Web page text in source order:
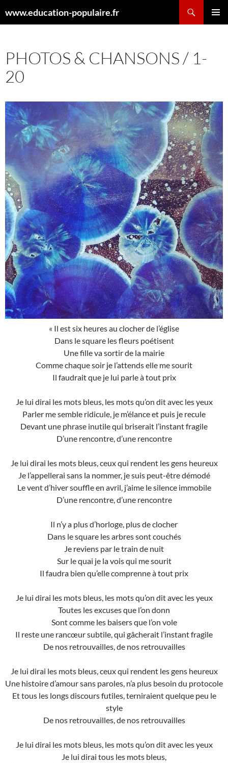
auwww.education-populaire.fr
PHOTOS & CHANSONS / 1-
20
« Il est six heures au clocher de l’église
Dans le square les fleurs poétisent
Une fille va sortir de la mairie
Comme chaque soir je l’attends elle me sourit
Il faudrait que je lui parle à tout prix
Je lui dirai les mots bleus, les mots qu’on dit avec les yeux
Parler me semble ridicule, je m’élance et puis je recule
Devant une phrase inutile qui briserait l’instant fragile
D’une rencontre, d’une rencontre
Je lui dirai les mots bleus, ceux qui rendent les gens heureux
Je l’appellerai sans la nommer, je suis peut-être démodé
Le vent d’hiver souffle en avril, j’aime le silence immobile
D’une rencontre, d’une rencontre
Il n’y a plus d’horloge, plus de clocher
Dans le square les arbres sont couchés
Je reviens par le train de nuit
Sur le quai je la vois qui me sourit
Il faudra bien qu’elle comprenne à tout prix
Je lui dirai les mots bleus, les mots qu’on dit avec les yeux
Toutes les excuses que l’on donn
Sont comme les baisers que l’on vole
Il reste une rancœur subtile, qui gâcherait l’instant fragile
De nos retrouvailles, de nos retrouvailles
Je lui dirai les mots bleus, ceux qui rendent les gens heureux
Une histoire d’amour sans paroles, n’a plus besoin du protocole
Et tous les longs discours futiles, terniraient quelque peu le
style
De nos retrouvailles, de nos retrouvailles
Je lui dirai les mots bleus, les mots qu’on dit avec les yeux
Je lui dirai tous les mots bleus,